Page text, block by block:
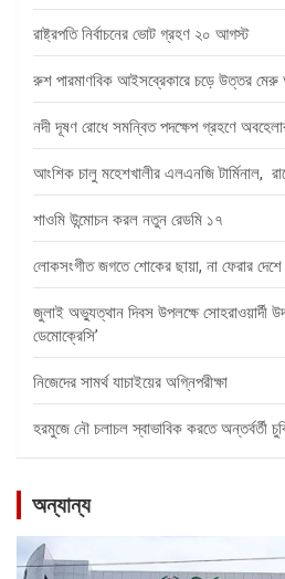
রাষ্ট্রপতি নির্বাচনের ভোট গ্রহণ ২০ আগস্ট
রুশ পারমাণবিক আইসব্রেকারে চড়ে উত্তর মেরু
নদী দূষণ রোধে সমন্বিত পদক্ষেপ গ্রহণে
আংশিক চালু মহেশখালীর এলএনজি টার্মিনাল,
শাওমি উন্মোচন করল নতুন রেডমি ১৭
লোকসংগীত জগতে শোকের ছায়া, না ফেরার দেশে
জুলাই অভ্যুত্থান দিবস উপলক্ষে সোহরাওয়ার্দী
ডেমোক্রেসি’
নিজেদের সামর্থ যাচাইয়ের অগ্নিপরীক্ষা
হরমুজে নৌ চলাচল স্বাভাবিক করতে অন্তর্বর্তী
অন্যান্য